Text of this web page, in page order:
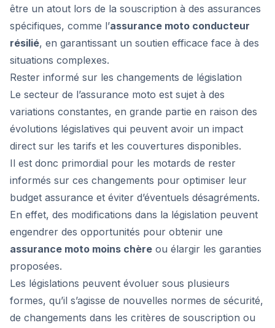
être un atout lors de la souscription à des assurances
spécifiques, comme l’assurance moto conducteur
résilié, en garantissant un soutien efficace face à des
situations complexes.
Rester informé sur les changements de législation
Le secteur de l’assurance moto est sujet à des
variations constantes, en grande partie en raison des
évolutions législatives qui peuvent avoir un impact
direct sur les tarifs et les couvertures disponibles.
Il est donc primordial pour les motards de rester
informés sur ces changements pour optimiser leur
budget assurance et éviter d’éventuels désagréments.
En effet, des modifications dans la législation peuvent
engendrer des opportunités pour obtenir une
assurance moto moins chère ou élargir les garanties
proposées.
Les législations peuvent évoluer sous plusieurs
formes, qu’il s’agisse de nouvelles normes de sécurité,
de changements dans les critères de souscription ou